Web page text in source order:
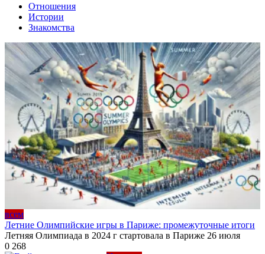
Отношения
Истории
Знакомства
всем
Летние Олимпийские игры в Париже: промежуточные итоги
Летняя Олимпиада в 2024 г стартовала в Париже 26 июля
0 268